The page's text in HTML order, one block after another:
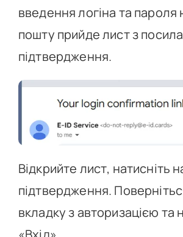
введення логіна та пароля
пошту прийде лист з
підтвердження.
Відкрийте лист, натисніть
підтвердження.
вкладку з авторизацією та